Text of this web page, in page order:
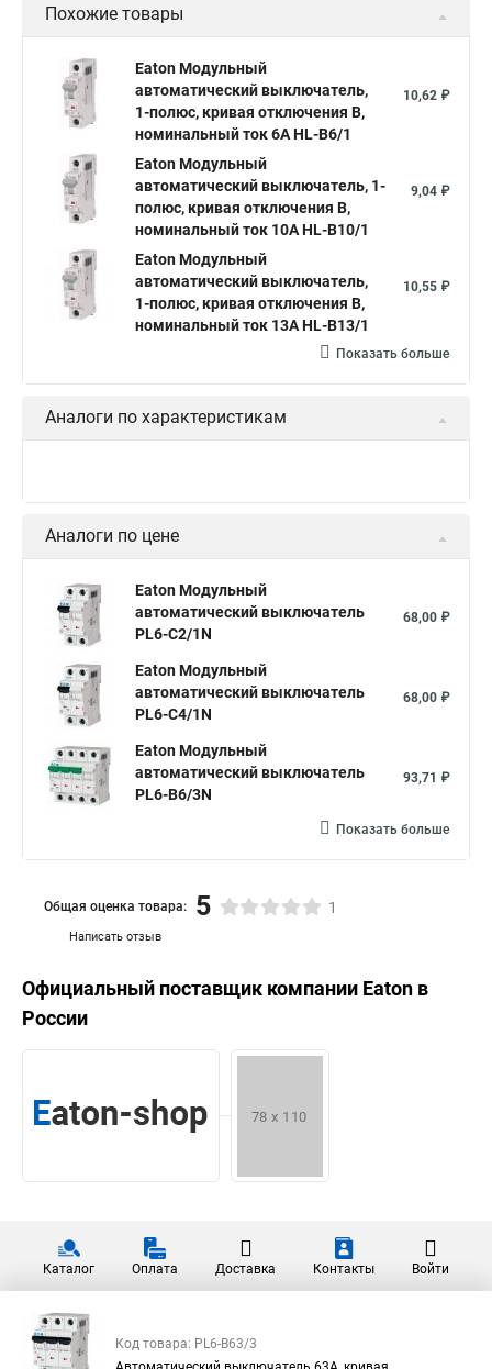
Похожие товары
Eaton Модульный
автоматический выключатель,
1-полюс, кривая отключения B,
номинальный ток 6А HL-B6/1
10,62 ₽
Eaton Модульный
автоматический выключатель, 1-
полюс, кривая отключения B,
номинальный ток 10А HL-B10/1
9,04 ₽
Eaton Модульный
автоматический выключатель,
1-полюс, кривая отключения B,
номинальный ток 13А HL-B13/1
10,55 ₽
Показать больше
Аналоги по характеристикам
Аналоги по цене
Eaton Модульный
автоматический выключатель
PL6-C2/1N
68,00 ₽
Eaton Модульный
автоматический выключатель
PL6-C4/1N
68,00 ₽
Eaton Модульный
автоматический выключатель
PL6-B6/3N
93,71 ₽
Показать больше
Написать отзыв
Общая оценка товара: 5 1
Официальный поставщик компании Eaton в
России
Каталог Оплата Доставка Контакты Войти
Код товара: PL6-B63/3